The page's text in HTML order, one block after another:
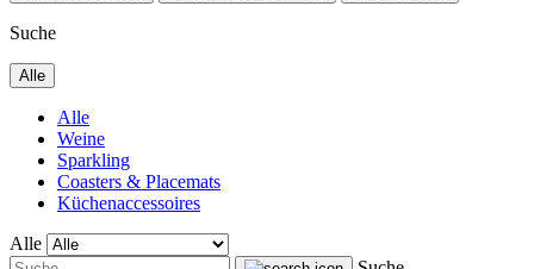
Suche
Alle
Alle
Weine
Sparkling
Coasters & Placemats
Küchenaccessoires
Alle